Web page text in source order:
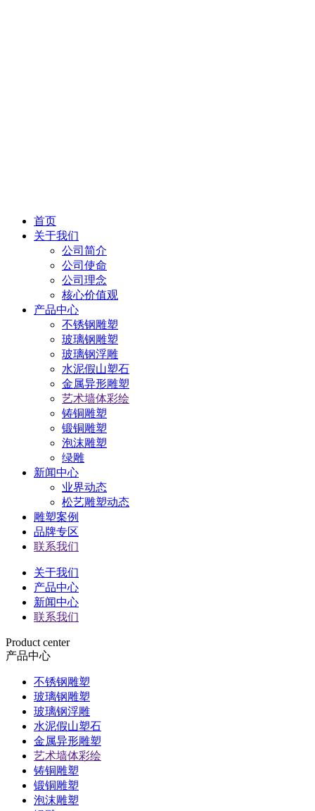
首页
关于我们
公司简介
公司使命
公司理念
核心价值观
产品中心
不锈钢雕塑
玻璃钢雕塑
玻璃钢浮雕
水泥假山塑石
金属异形雕塑
艺术墙体彩绘
铸铜雕塑
锻铜雕塑
泡沫雕塑
绿雕
新闻中心
业界动态
松艺雕塑动态
雕塑案例
品牌专区
联系我们
关于我们
产品中心
新闻中心
联系我们
Product center
产品中心
不锈钢雕塑
玻璃钢雕塑
玻璃钢浮雕
水泥假山塑石
金属异形雕塑
艺术墙体彩绘
铸铜雕塑
锻铜雕塑
泡沫雕塑